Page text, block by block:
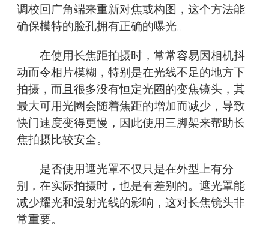
调校回广角端来重新对焦或构图，这个方法能
确保模特的脸孔拥有正确的曝光。
在使用长焦距拍摄时，常常容易因相机抖
动而令相片模糊，特别是在光线不足的地方下
拍摄，而且很多没有恒定光圈的变焦镜头，其
最大可用光圈会随着焦距的增加而减少，导致
快门速度变得更慢，因此使用三脚架来帮助长
焦拍摄比较安全。
是否使用遮光罩不仅只是在外型上有分
别，在实际拍摄时，也是有差别的。遮光罩能
减少耀光和漫射光线的影响，这对长焦镜头非
常重要。